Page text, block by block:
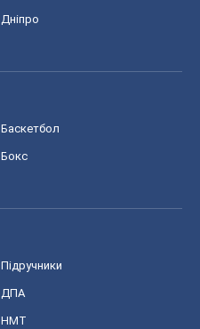
Дніпро
Баскетбол
Бокс
Підручники
ДПА
НМТ